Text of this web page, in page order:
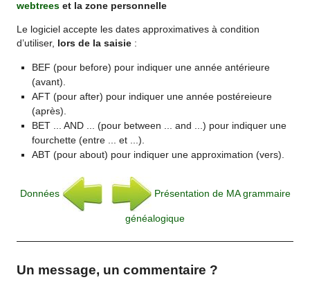
webtrees et la zone personnelle
Le logiciel accepte les dates approximatives à condition
d’utiliser,
lors de la saisie :
BEF (pour before) pour indiquer une année antérieure
(avant).
AFT (pour after) pour indiquer une année postéreieure
(après).
BET ... AND ... (pour between ... and ...) pour indiquer une
fourchette (entre ... et ...).
ABT (pour about) pour indiquer une approximation (vers).
Données Présentation de MA grammaire
généalogique
Un message, un commentaire ?